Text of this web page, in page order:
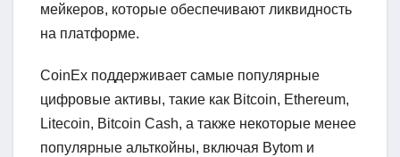
мейкеров, которые обеспечивают ликвидность
на платформе.
CoinEx поддерживает самые популярные
цифровые активы, такие как Bitcoin, Ethereum,
Litecoin, Bitcoin Cash, а также некоторые менее
популярные альткойны, включая Bytom и